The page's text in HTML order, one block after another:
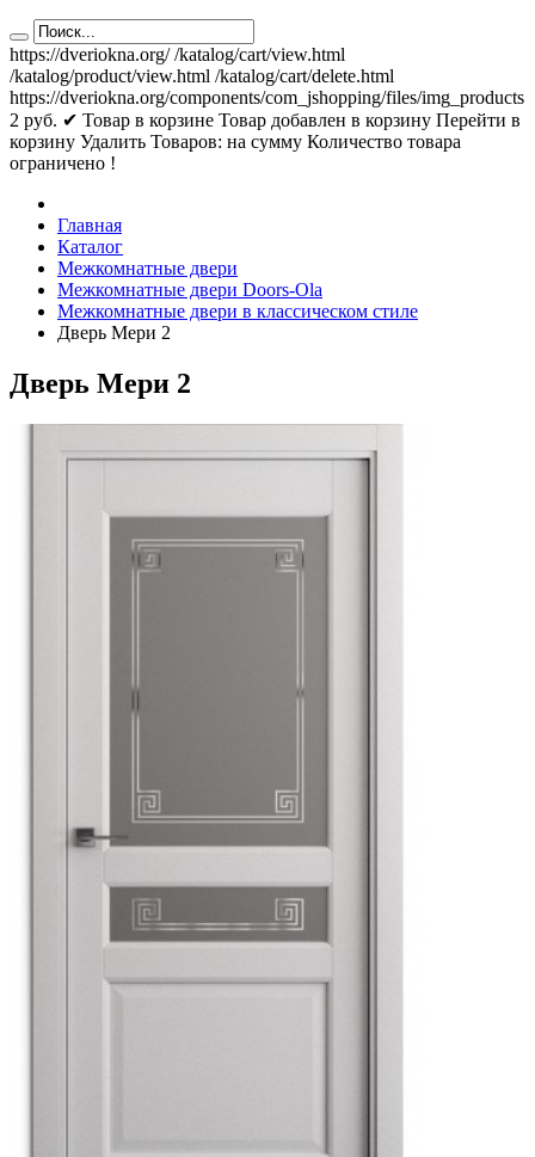
https://dveriokna.org/ /katalog/cart/view.html
/katalog/product/view.html /katalog/cart/delete.html
https://dveriokna.org/components/com_jshopping/files/img_products
2 руб. ✔ Товар в корзине Товар добавлен в корзину Перейти в
корзину Удалить Товаров: на сумму Количество товара
ограничено !
Главная
Каталог
Межкомнатные двери
Межкомнатные двери Doors-Ola
Межкомнатные двери в классическом стиле
Дверь Мери 2
Дверь Мери 2